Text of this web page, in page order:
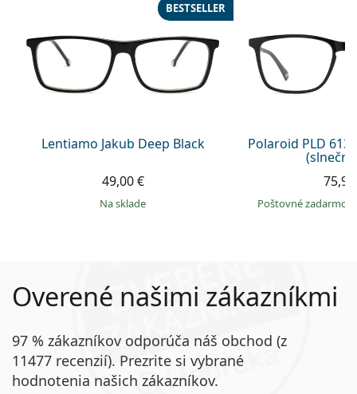
Lentiamo Jakub Deep Black
BESTSELLER
49,00 €
na sklade
Polaroid PLD
Poštovné zadarmo
Overené našimi zákazníkmi
97 % zákazníkov odporúča náš obchod (z
11477 recenzií). Prezrite si vybrané
hodnotenia našich zákazníkov.